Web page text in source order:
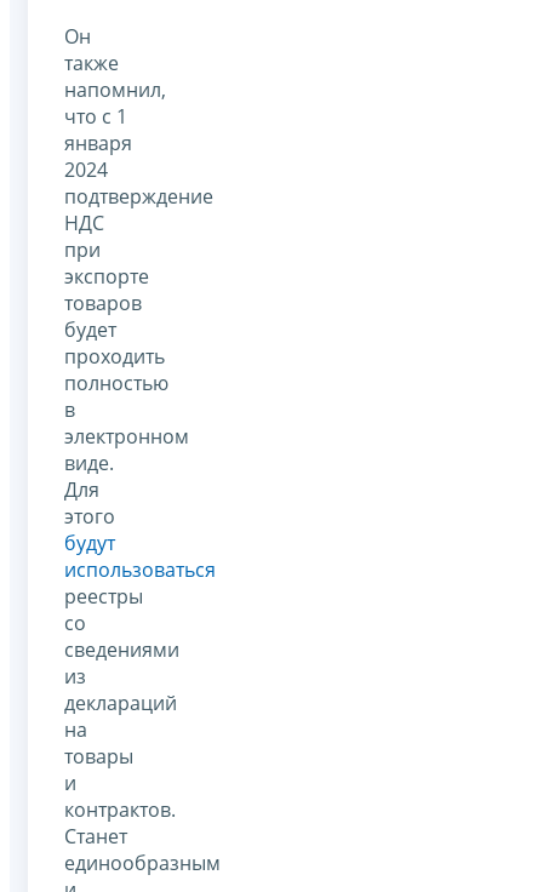
Он
также
напомнил,
что с 1
января
2024
подтверждение
НДС
при
экспорте
товаров
будет
проходить
полностью
в
электронном
виде.
Для
этого
будут
использоваться
реестры
со
сведениями
из
деклараций
на
товары
и
контрактов.
Станет
единообразным